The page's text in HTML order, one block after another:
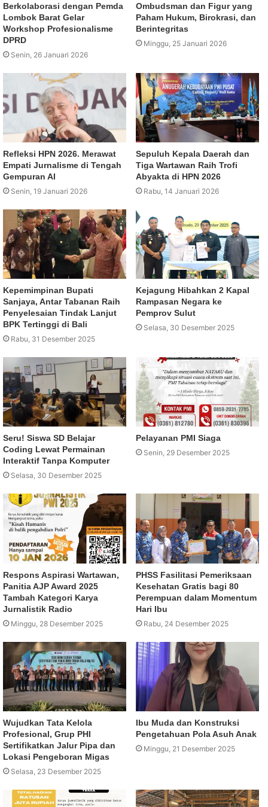
Berkolaborasi dengan Pemda
Lombok Barat Gelar
Workshop Profesionalisme
DPRD
Senin, 26 Januari 2026
Ombudsman dan Figur yang
Paham Hukum, Birokrasi, dan
Berintegritas
Minggu, 25 Januari 2026
Refleksi HPN 2026. Merawat
Empati Jurnalisme di Tengah
Gempuran AI
Senin, 19 Januari 2026
Sepuluh Kepala Daerah dan
Tiga Wartawan Raih Trofi
Abyakta di HPN 2026
Rabu, 14 Januari 2026
Kepemimpinan Bupati
Sanjaya, Antar Tabanan Raih
Penyelesaian Tindak Lanjut
BPK Tertinggi di Bali
Rabu, 31 Desember 2025
Kejagung Hibahkan 2 Kapal
Rampasan Negara ke
Pemprov Sulut
Selasa, 30 Desember 2025
Seru! Siswa SD Belajar
Coding Lewat Permainan
Interaktif Tanpa Komputer
Selasa, 30 Desember 2025
Pelayanan PMI Siaga
Senin, 29 Desember 2025
Respons Aspirasi Wartawan,
Panitia AJP Award 2025
Tambah Kategori Karya
Jurnalistik Radio
Minggu, 28 Desember 2025
PHSS Fasilitasi Pemeriksaan
Kesehatan Gratis bagi 80
Perempuan dalam Momentum
Hari Ibu
Rabu, 24 Desember 2025
Wujudkan Tata Kelola
Profesional, Grup PHI
Sertifikatkan Jalur Pipa dan
Lokasi Pengeboran Migas
Selasa, 23 Desember 2025
Ibu Muda dan Konstruksi
Pengetahuan Pola Asuh Anak
Minggu, 21 Desember 2025